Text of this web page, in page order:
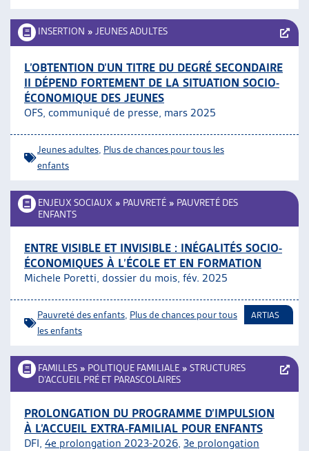
INSERTION » JEUNES ADULTES
L’OBTENTION D’UN TITRE DU DEGRÉ SECONDAIRE
II DÉPEND FORTEMENT DE LA SITUATION SOCIO-
ÉCONOMIQUE DES JEUNES
OFS, communiqué de presse, mars 2025
Jeunes adultes Plus de chances pour tous les
enfants
ENJEUX SOCIAUX » PAUVRETÉ » PAUVRETÉ DES
ENFANTS
ENTRE VISIBLE ET INVISIBLE : INÉGALITÉS SOCIO-
ÉCONOMIQUES À L’ÉCOLE ET EN FORMATION
Michele Poretti, dossier du mois, fév. 2025
Pauvreté des enfants Plus de chances pour tous
les enfants
ARTIAS
FAMILLES » POLITIQUE FAMILIALE » STRUCTURES
D’ACCUEIL PRÉ ET PARASCOLAIRES
PROLONGATION DU PROGRAMME D’IMPULSION
À L’ACCUEIL EXTRA-FAMILIAL POUR ENFANTS
DFI, 4e prolongation 2023-2026, 3e prolongation